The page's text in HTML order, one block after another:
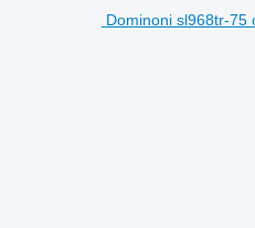
Dominoni sl968tr-75